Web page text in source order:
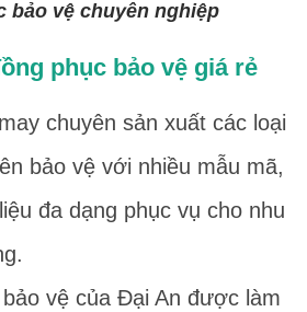
bảo vệ chuyên nghiệp
phục bảo vệ giá rẻ
chuyên sản xuất các loại
bảo vệ với nhiều mẫu mã,
đa dạng phục vụ cho nhu
vệ của Đại An được làm